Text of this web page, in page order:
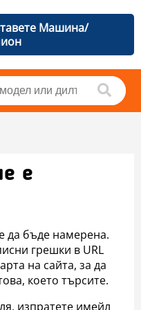
Машина/
е
да бъде намерена.
грешки в URL
на сайта, за да
което търсите.
изпратете имейл